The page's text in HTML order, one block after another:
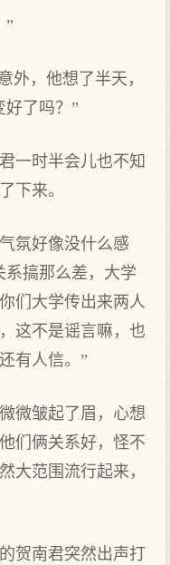
”
外，他想了半天，
好了吗？”
一时半会儿也不知
下来。
氛好像没什么感
系搞那么差，大学
们大学传出来两人
这不是谣言嘛，也
有人信。”
微皱起了眉，心想
们俩关系好，怪不
大范围流行起来，
贺南君突然出声打